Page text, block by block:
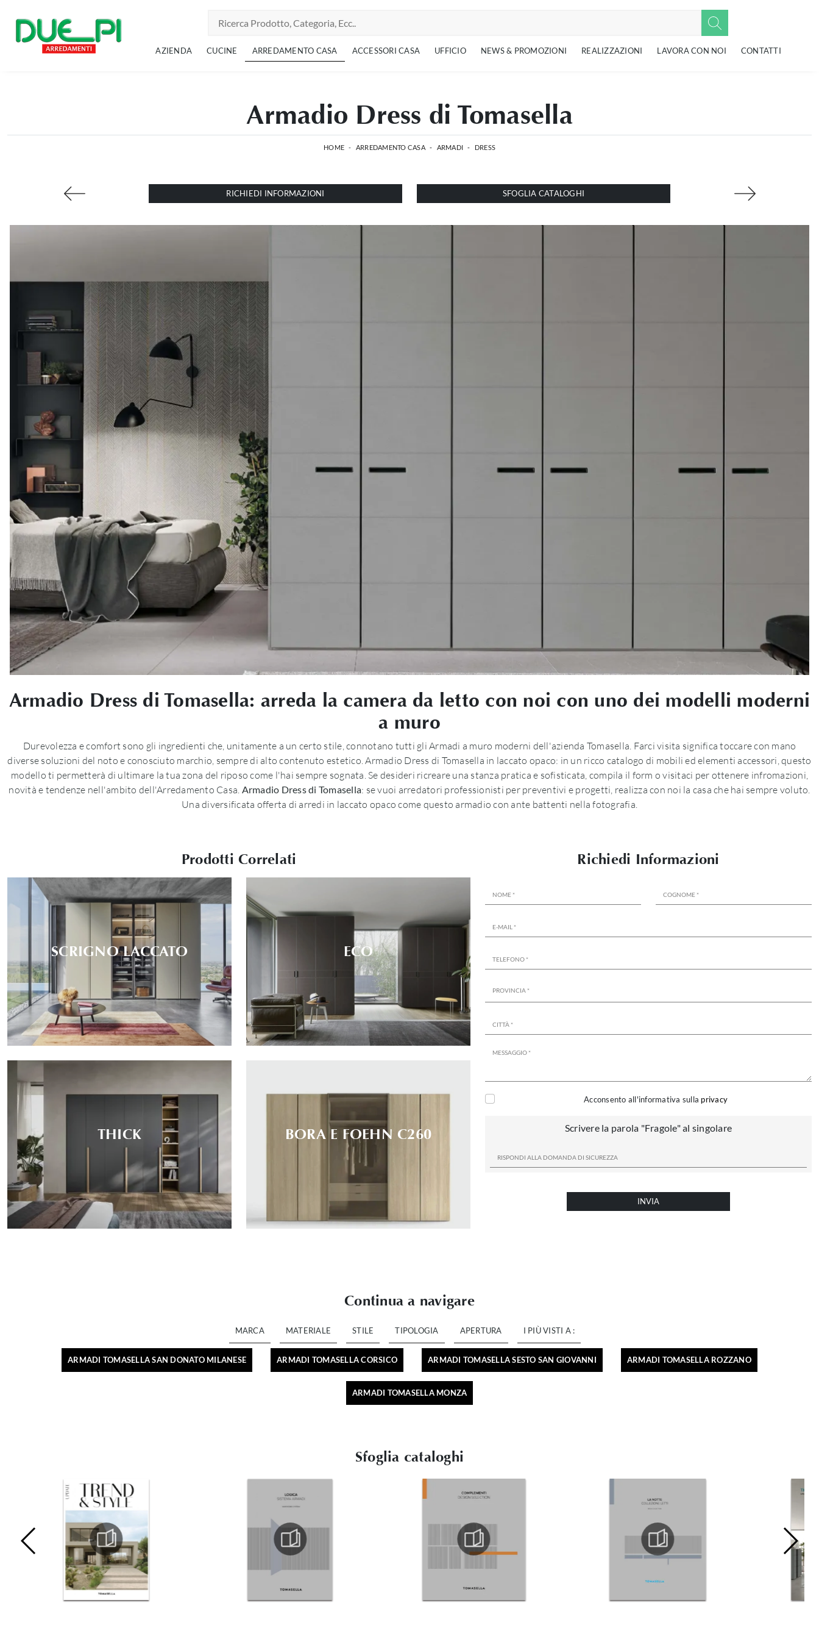
AZIENDA CUCINE ARREDAMENTO CASA ACCESSORI CASA UFFICIO NEWS & PROMOZIONI REALIZZAZIONI LAVORA CON NOI CONTATTI
Armadio Dress di Tomasella
HOME - ARREDAMENTO CASA - ARMADI - DRESS
RICHIEDI INFORMAZIONI SFOGLIA CATALOGHI
Armadio Dress di Tomasella: arreda la camera da letto con noi con uno dei modelli moderni
a muro
Durevolezza e comfort sono gli ingredienti che, unitamente a un certo stile, connotano tutti gli Armadi a muro moderni dell'azienda Tomasella. Farci visita significa toccare con mano
diverse soluzioni del noto e conosciuto marchio, sempre di alto contenuto estetico. Armadio Dress di Tomasella in laccato opaco: in un ricco catalogo di mobili ed elementi accessori, questo
modello ti permetterà di ultimare la tua zona del riposo come l'hai sempre sognata. Se desideri ricreare una stanza pratica e sofisticata, compila il form o visitaci per ottenere infromazioni,
novità e tendenze nell'ambito dell'Arredamento Casa. Armadio Dress di Tomasella: se vuoi arredatori professionisti per preventivi e progetti, realizza con noi la casa che hai sempre voluto.
Una diversificata offerta di arredi in laccato opaco come questo armadio con ante battenti nella fotografia.
Prodotti Correlati
SCRIGNO LACCATO ECO
THICK BORA E FOEHN C260
Richiedi Informazioni
Acconsento all'informativa sulla privacy
Scrivere la parola "Fragole" al singolare
INVIA
Continua a navigare
MARCA MATERIALE STILE TIPOLOGIA APERTURA I PIÙ VISTI A :
ARMADI TOMASELLA SAN DONATO MILANESE ARMADI TOMASELLA CORSICO ARMADI TOMASELLA SESTO SAN GIOVANNI ARMADI TOMASELLA ROZZANO
ARMADI TOMASELLA MONZA
Sfoglia cataloghi